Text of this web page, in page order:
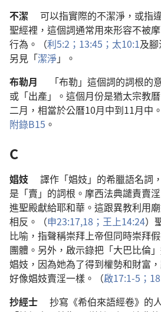
不潔
可以指實際的不潔淨 ， 或指
聖經裡 ， 這個詞通常用來形容不被
行為 。（利5:2； 13:45； 太10:1及
另 見 「潔淨」。
布勒月
「布勒 」 這個詞的詞根的
或 「出產」。 這個月份是猶太宗教
二月 ， 相當於公曆10月中到11月中
附錄B15 。
C
娼妓 譯作 「娼妓 」 的希臘語名詞 ，
是 「賣 」 的詞根 。 摩西法典譴責賣淫
進聖殿獻給耶和華 。 這跟異教利用
相反 。（申23:17,18； 王上14:24）
比喻 ， 指聲稱崇拜 上帝但同時崇拜
團體 。 另外 ， 啟示錄把 「大巴比倫」
娼妓 ， 因為她為了得到權勢和財富 ，
好像娼妓賣淫一樣 。（啟17:1-5；
抄經士
抄寫 《希伯來語經卷》 的人